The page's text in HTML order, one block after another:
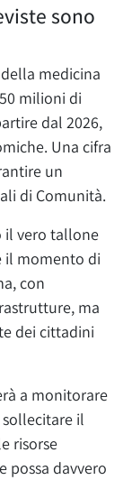
sono
medicina
milioni di
dal 2026,
Una cifra
un
di Comunità.
il vero tallone
il momento di
con
ma
dei cittadini
a monitorare
il
risorse
possa davvero